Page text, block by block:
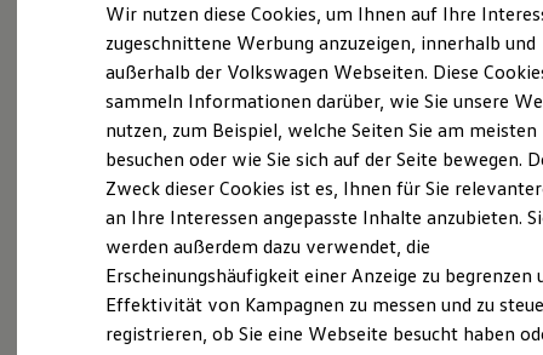
Elektroautos
ID. Tutorials
Elektrofahrzeugkonzepte
Reichweite
Reichweite der ID. Modelle
Reichweite im Winter
Laden
Laden unterwegs
Laden Zuhause
Ladezeitensimulator
Batterie
Sicherheit
Garantie und Lebensdauer
Probefahrt vereinbaren
Fahrzeugangebot anfordern
Wir nutzen diese Cookies, um Ihnen auf Ihre
zugeschnittene Werbung anzuzeigen, innerhalb und
außerhalb der Volkswagen Webseiten. Diese
sammeln Informationen darüber, wie Sie unsere
nutzen, zum Beispiel, welche Seiten Sie am meisten
besuchen oder wie Sie sich auf der Seite bewegen.
Zweck dieser Cookies ist es, Ihnen für Sie
an Ihre Interessen angepasste Inhalte anzubieten.
werden außerdem dazu verwendet, die
Erscheinungshäufigkeit einer Anzeige zu begrenzen
Effektivität von Kampagnen zu messen und zu
registrieren, ob Sie eine Webseite besucht haben